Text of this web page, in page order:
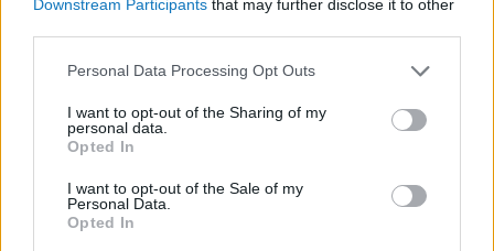
Downstream Participants that may further disclose it to other
Please note that this website/app uses one or more Google
not limited to your visit or usage behaviour. You may click to
grant or deny consent to Google and its third-party tags to
use your data for below specified purposes in below Google
consent section.
Personal Data Processing Opt Outs
I want to opt-out of the Sharing of my
personal data.
Opted In
I want to opt-out of the Sale of my
Personal Data.
Opted In
a legkedveltebb alkoholos italnak, azonban
napjainkban a legtöbben inkább a sört választják. Mi